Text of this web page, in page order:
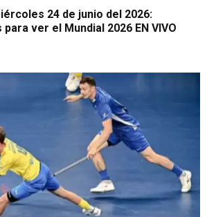
24 de junio del 2026:
ver el Mundial 2026 EN VIVO